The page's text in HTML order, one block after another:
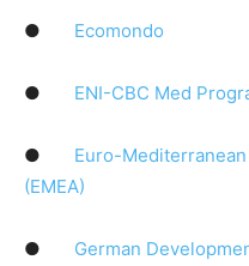
● Ecomondo
● ENI-CBC Med
● Euro-
(EMEA)
● German